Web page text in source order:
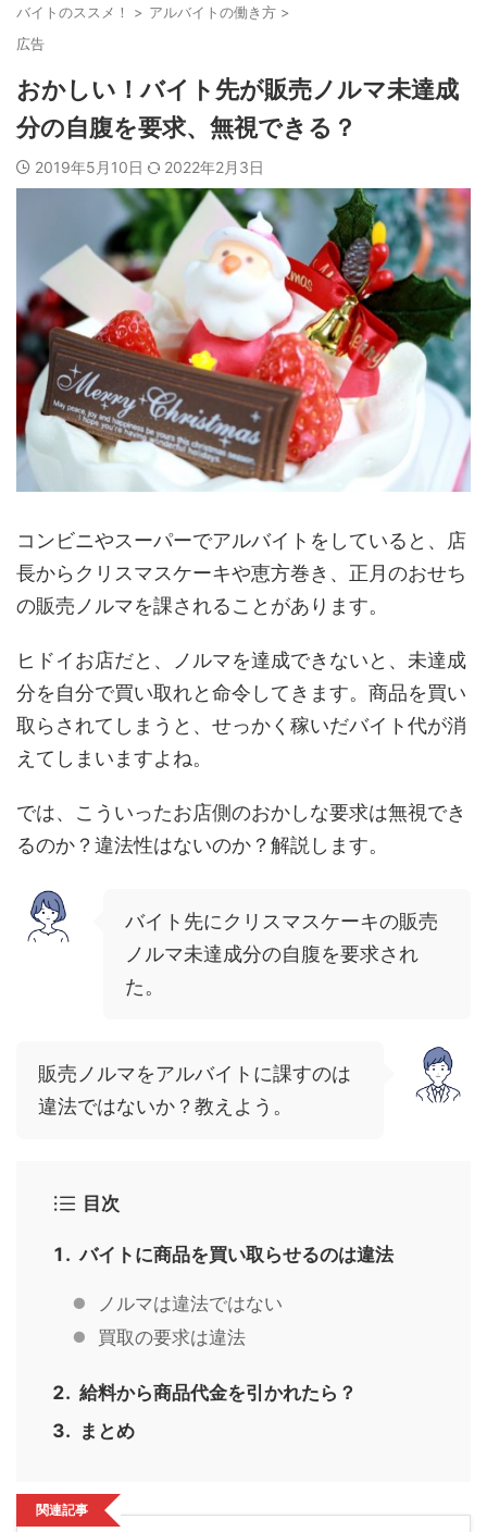
バイトのススメ！ > アルバイトの働き方 >
広告
おかしい！バイト先が販売ノルマ未達成
分の自腹を要求、無視できる？
2019年5月10日 2022年2月3日
コンビニやスーパーでアルバイトをしていると、店
長からクリスマスケーキや恵方巻き、正月のおせち
の販売ノルマを課されることがあります。
ヒドイお店だと、ノルマを達成できないと、未達成
分を自分で買い取れと命令してきます。商品を買い
取らされてしまうと、せっかく稼いだバイト代が消
えてしまいますよね。
では、こういったお店側のおかしな要求は無視でき
るのか？違法性はないのか？解説します。
バイト先にクリスマスケーキの販売
ノルマ未達成分の自腹を要求され
た。
販売ノルマをアルバイトに課すのは
違法ではないか？教えよう。
目次
バイトに商品を買い取らせるのは違法
ノルマは違法ではない
買取の要求は違法
給料から商品代金を引かれたら？
まとめ
関連記事